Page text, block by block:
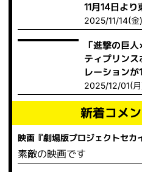
11月14日より
2025/11/14(金
「進撃の巨
ティプリン
レーションが
2025/12/01(
新着コメ
映画『劇場版プロジェクトセ
歌えないミク』 舞台挨拶＆全国
開催決定！
素敵の映画です